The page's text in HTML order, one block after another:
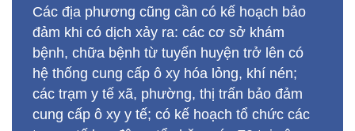
Các địa phương cũng cần có kế hoạch bảo
đảm khi có dịch xảy ra: các cơ sở khám
bệnh, chữa bệnh từ tuyến huyện trở lên có
hệ thống cung cấp ô xy hóa lỏng, khí nén;
các trạm y tế xã, phường, thị trấn bảo đảm
cung cấp ô xy y tế; có kế hoạch tổ chức các